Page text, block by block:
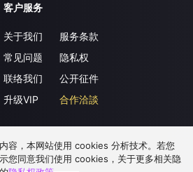
客户服务
关于我们
常见问题
联络我们
升级VIP
服务条款
隐私权
公开征件
合作洽談
容，本网站使用 cookies 分析技术。若您
您同意我们使用 cookies，关于更多相关隐